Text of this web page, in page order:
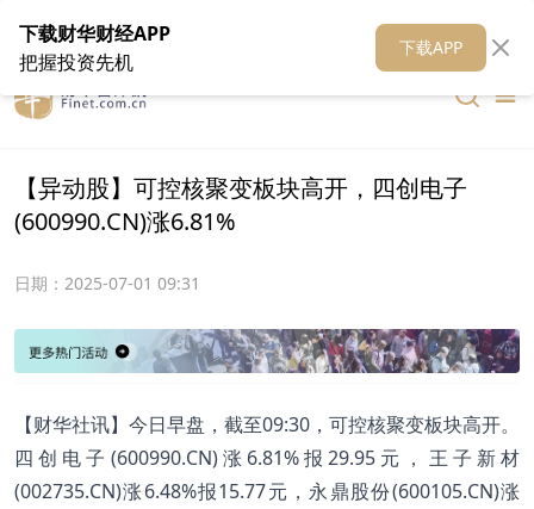
在线客服 关于我们 财华媒体矩阵 财华智库
【异动股】可控核聚变板块高开，四创电子
(600990.CN)涨6.81%
日期： 2025-07-01 09:31
【财华社讯】今日早盘，截至09:30，可控核聚变板块高开。
四创电子(600990.CN)涨6.81%报29.95元，王子新材
(002735.CN)涨6.48%报15.77元，永鼎股份(600105.CN)涨
下载财华财经APP
把握投资先机
下载APP